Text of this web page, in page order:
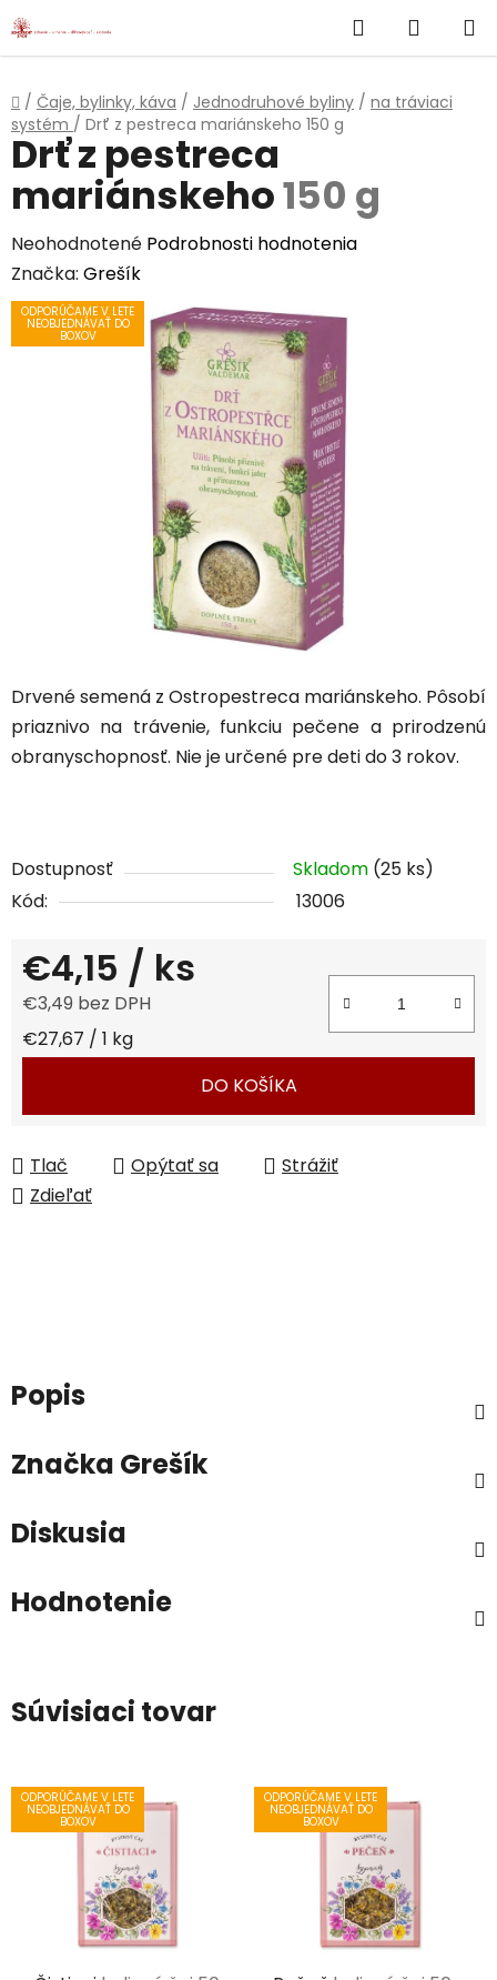
Prejsť
na
Hľadať
KOŠÍK
Domov
/ Čaje, bylinky, káva / Jednodruhové byliny / na tráviaci
systém / Drť z pestreca mariánskeho 150 g
Drvené semená z Ostropestreca mariánskeho. Pôsobí
priaznivo na trávenie, funkciu pečene a prirodzenú
obranyschopnosť. Nie je určené pre deti do 3 rokov.
Dostupnosť Skladom (25 ks)
Kód:
13006
€4,15 / ks
€3,49 bez DPH
Jednotková cena:
€27,67 / 1 kg
DO KOŠÍKA
Tlač Opýtať sa
Strážiť
Zdieľať
Drť z pestreca
mariánskeho150 g
Priemerné
hodnotenie
produktu
Neohodnotené Podrobnosti hodnotenia
Značka: Grešík
ODPORÚČAME V LETE
NEOBJEDNÁVAŤ DO
BOXOV
Popis
Značka Grešík
Diskusia
Hodnotenie
Súvisiaci tovar
ODPORÚČAME V LETE
NEOBJEDNÁVAŤ DO
BOXOV
ODPORÚČAME V LETE
NEOBJEDNÁVAŤ DO
BOXOV